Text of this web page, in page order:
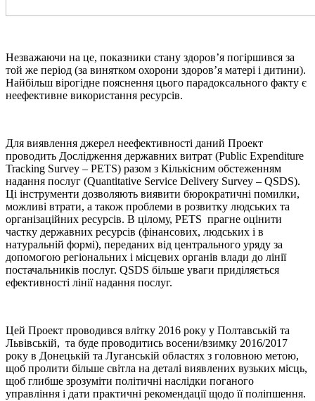
Незважаючи на це, показники стану здоров’я погіршився за
той же період (за винятком охорони здоров’я матері і дитини).
Найбільш вірогідне пояснення цього парадоксального факту є
неефективне використання ресурсів.
Для виявлення джерел неефективності даний Проект
проводить Дослідження державних витрат (Public Expenditure
Tracking Survey – PETS) разом з Кількісним обстеженням
надання послуг (Quantitative Service Delivery Survey – QSDS).
Ці інструменти дозволяють виявити бюрократичні помилки,
можливі втрати, а також проблеми в розвитку людських та
організаційних ресурсів. В цілому, PETS прагне оцінити
частку державних ресурсів (фінансових, людських і в
натуральній формі), переданих від центрального уряду за
допомогою регіональних і місцевих органів влади до лінії
постачальників послуг. QSDS більше уваги приділяється
ефективності лінії надання послуг.
Цей Проект проводився влітку 2016 року у Полтавській та
Львівській, та буде проводитись восени/взимку 2016/2017
року в Донецькій та Луганській областях з головною метою,
щоб пролити більше світла на деталі виявлених вузьких місць,
щоб глибше зрозуміти політичні наслідки поганого
управління і дати практичні рекомендації щодо її поліпшення.